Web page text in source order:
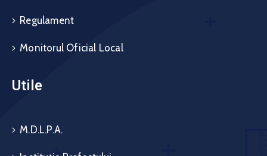
Regulament
Monitorul Oficial Local
Utile
M.D.L.P.A.